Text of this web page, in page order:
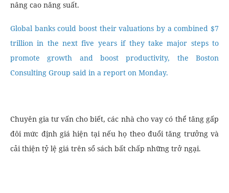
nâng cao năng suất.
Global banks could boost their valuations by a combined $7
trillion in the next five years if they take major steps to
promote growth and boost productivity, the Boston
Consulting Group said in a report on Monday.
Chuyên gia tư vấn cho biết, các nhà cho vay có thể tăng gấp
đôi mức định giá hiện tại nếu họ theo đuổi tăng trưởng và
cải thiện tỷ lệ giá trên sổ sách bất chấp những trở ngại.